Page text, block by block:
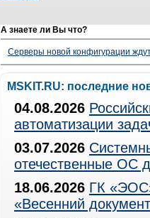
А знаете ли Вы что?
Серверы новой конфигурации
MSKIT.RU: последние
04.08.2026
автоматизации
03.07.2026
отечественные ОС
18.06.2026 ГК
«Весенний